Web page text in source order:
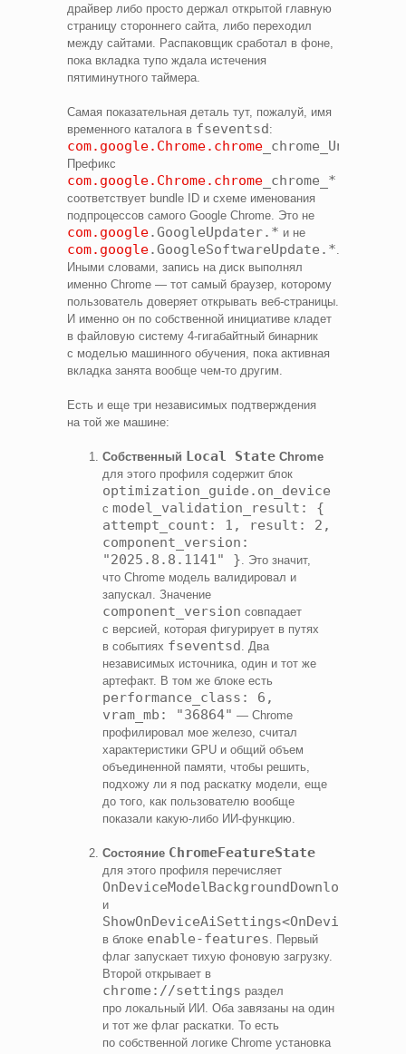
драйвер либо просто держал открытой главную
страницу стороннего сайта, либо переходил
между сайтами. Распаковщик сработал в фоне,
пока вкладка тупо ждала истечения
пятиминутного таймера.
Самая показательная деталь тут, пожалуй, имя
временного каталога в fseventsd:
com.google.Chrome.chrome
Префикс
com.google.Chrome.chrome _chrome_*
соответствует bundle ID и схеме именования
подпроцессов самого Google Chrome. Это не
com.google.GoogleUpdater.* и не
com.google.GoogleSoftwareUpdate.*
Иными словами, запись на диск выполнял
именно Chrome — тот самый браузер, которому
пользователь доверяет открывать веб‑страницы.
И именно он по собственной инициативе кладет
в файловую систему 4-гигабайтный бинарник
с моделью машинного обучения, пока активная
вкладка занята вообще чем‑то другим.
Есть и еще три независимых подтверждения
на той же машине:
Собственный Local State Chrome
для этого профиля содержит блок
optimization_guide.on_device
с model_validation_result: {
attempt_count: 1, result: 2,
component_version:
"2025.8.8.1141" } . Это значит,
что Chrome модель валидировал и
запускал. Значение
component_version совпадает
с версией, которая фигурирует в путях
в событиях fseventsd . Два
независимых источника, один и тот же
артефакт. В том же блоке есть
performance_class: 6,
vram_mb: "36864" — Chrome
профилировал мое железо, считал
характеристики GPU и общий объем
объединенной памяти, чтобы решить,
подхожу ли я под раскатку модели, еще
до того, как пользователю вообще
показали какую‑либо ИИ‑функцию.
Состояние ChromeFeatureState
для этого профиля перечисляет
и
в блоке enable-features . Первый
флаг запускает тихую фоновую загрузку.
Второй открывает в
chrome://settings раздел
про локальный ИИ. Оба завязаны на один
и тот же флаг раскатки. То есть
по собственной логике Chrome установка